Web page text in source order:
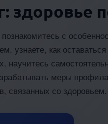
здоровье
с
узнаете, как
научитесь
меры
связанных со здоровьем.